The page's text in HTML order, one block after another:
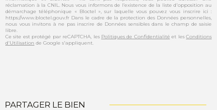
réclamation à la CNIL. Nous vous informons de l’existence de la liste d'opposition au
démarchage téléphonique « Bloctel », sur laquelle vous pouvez vous inscrire ici :
https://www.bloctel.gouv.fr Dans le cadre de la protection des Données personnelles,
nous vous invitons à ne pas inscrire de Données sensibles dans le champ de saisie
libre.
Ce site est protégé par reCAPTCHA, les Politiques de Confidentialité et lesConditions
d'Utilisation de Google s'appliquent.
PARTAGER LE BIEN